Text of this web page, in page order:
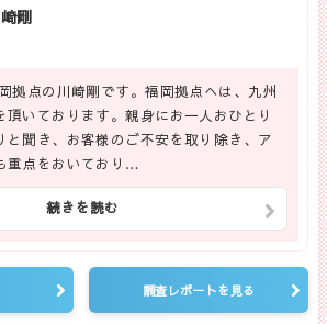
剛
拠点の川崎剛です。福岡拠点へは、九州
頂いております。親身にお一人おひとり
と聞き、お客様のご不安を取り除き、ア
重点をおいており…
続きを読む
調査レポートを見る